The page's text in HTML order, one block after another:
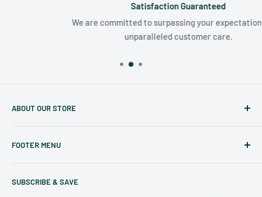
Satisfaction Guaranteed
We are committed to surpassing your expectations with
unparalleled customer care.
ABOUT OUR STORE
Nookin Baltimore
FOOTER MENU
Shipping Policy
SUBSCRIBE & SAVE